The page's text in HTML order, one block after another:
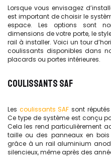
Lorsque vous envisagez
est important de choisir le
espace. Les options sont
dimensions de votre porte, le
rail à installer. Voici un tour
coulissants disponibles dans
placards ou portes intérieures.
COULISSANTS SAF
Les coulissants SAF sont
Ce type de système est conçu
Cela les rend particulièrement
taille ou des panneaux en
grâce à un rail aluminium
silencieux, même après des